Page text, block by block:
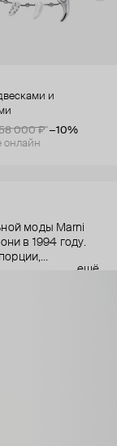
и
000 ₽ −10%
онлайн
моды Marni
в 1994 году.
лет верен
с
штрихи.
ещё